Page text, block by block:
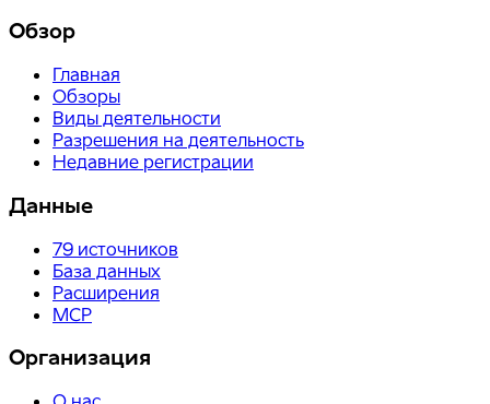
Обзор
Главная
Обзоры
Виды деятельности
Разрешения на деятельность
Недавние регистрации
Данные
79 источников
База данных
Расширения
MCP
Организация